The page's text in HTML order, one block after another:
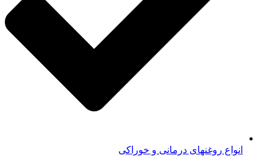
انواع روغنهای درمانی و خوراکی